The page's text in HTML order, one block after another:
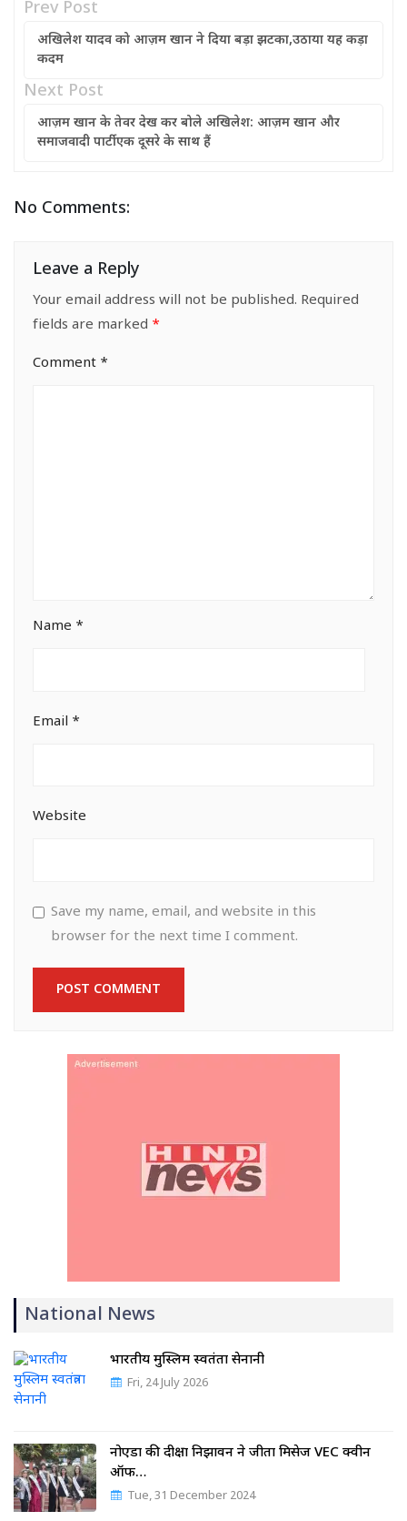
Prev Post
अखिलेश यादव को आज़म खान ने दिया बड़ा झटका,उठाया यह कड़ा
कदम
Next Post
आज़म खान के तेवर देख कर बोले अखिलेश: आज़म खान और
समाजवादी पार्टी एक दूसरे के साथ हैं
No Comments:
Leave a Reply
Your email address will not be published. Required
fields are marked *
Comment *
Name *
Email *
Website
Save my name, email, and website in this
browser for the next time I comment.
National News
भारतीय मुस्लिम स्वतंत्रता सेनानी
Fri, 24 July 2026
नोएडा की दीक्षा निझावन ने जीता मिसेज VEC क्वीन
ऑफ…
Tue, 31 December 2024